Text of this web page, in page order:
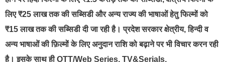
लिए ₹25 लाख तक की सब्सिडी और अन्य राज्य की भाषाओं हेतु फिल्मों को
₹15 लाख तक की सब्सिडी दी जा रही है। प्रदेश सरकार क्षेत्रीय, हिन्दी व
अन्य भाषाओं की फ़िल्मों के लिए अनुदान राशि को बढ़ाने पर भी विचार करन रही
है। इसके साथ ही OTT/Web Series, TV&Serials,